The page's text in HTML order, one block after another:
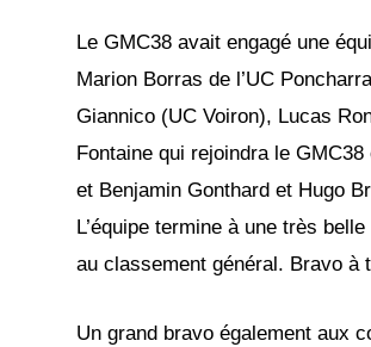
Le GMC38 avait engagé une
Marion Borras de l’UC
Giannico (UC Voiron), Lucas
Fontaine qui rejoindra le GMC38
et Benjamin Gonthard et Hugo
L’équipe termine à une très
au classement général. Bravo à
Un grand bravo également aux